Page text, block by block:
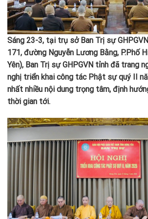
Sáng 23-3, tại trụ sở Ban Trị sự
171, đường Nguyễn Lương Bằng, P.Phố
Yên), Ban Trị sự GHPGVN tỉnh đã trang
nghị triển khai công tác Phật sự quý II
nhất nhiều nội dung trọng tâm, định
thời gian tới.